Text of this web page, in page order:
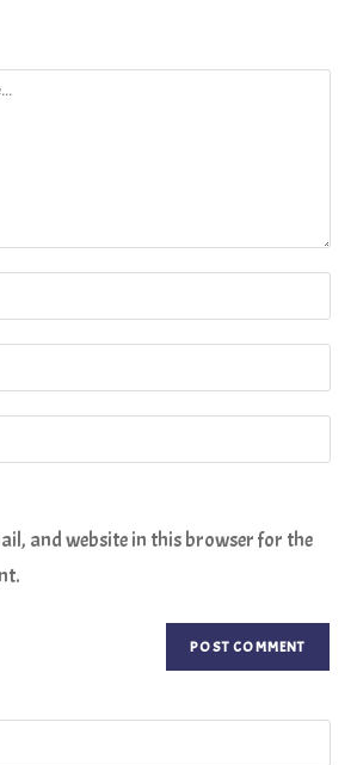
and website in this browser for the